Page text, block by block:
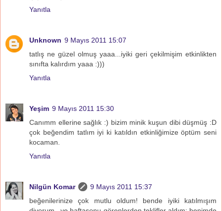
Yanıtla
Unknown 9 Mayıs 2011 15:07
tatlış ne güzel olmuş yaaa...iyiki geri çekilmişim etkinlikten
sınıfta kalırdım yaaa :)))
Yanıtla
Yeşim 9 Mayıs 2011 15:30
Canımm ellerine sağlık :) bizim minik kuşun dibi düşmüş :D
çok beğendim tatlım iyi ki katıldın etkinliğimize öptüm seni
kocaman.
Yanıtla
Nilgün Komar
9 Mayıs 2011 15:37
beğenilerinize çok mutlu oldum! bende iyiki katılmışım